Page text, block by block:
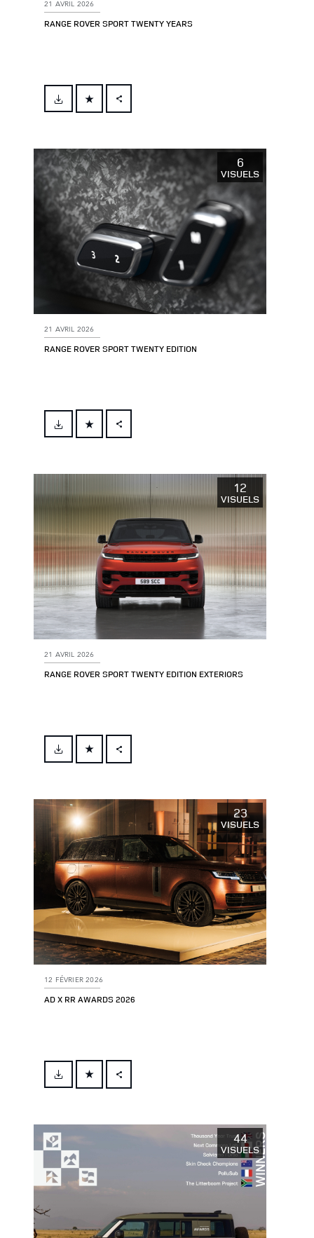
21 AVRIL 2026
RANGE ROVER SPORT TWENTY YEARS
FACEBOOK
LINKEDIN
SHARE
6
VISUELS
21 AVRIL 2026
RANGE ROVER SPORT TWENTY EDITION
FACEBOOK
12
VISUELS
21 AVRIL 2026
RANGE ROVER SPORT TWENTY EDITION EXTERIORS
FACEBOOK
LINKEDIN
SHARE
23
VISUELS
12 FÉVRIER 2026
AD X RR AWARDS 2026
FACEBOOK
44
VISUELS